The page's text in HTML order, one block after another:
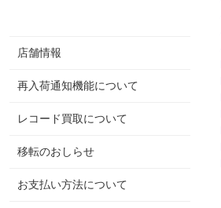
店舗情報
再入荷通知機能について
レコード買取について
移転のおしらせ
お支払い方法について